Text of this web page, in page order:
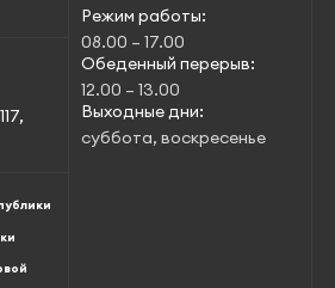
Режим работы:
08.00 – 17.00
Обеденный перерыв:
12.00 – 13.00
Выходные дни:
суббота, воскресенье